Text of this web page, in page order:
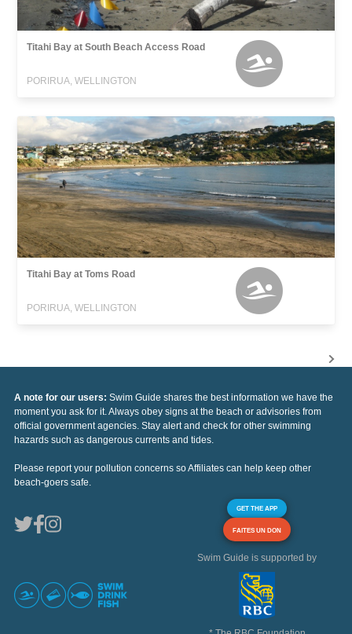
Titahi Bay at South Beach Access Road
PORIRUA, WELLINGTON
Titahi Bay at Toms Road
PORIRUA, WELLINGTON
A note for our users: Swim Guide shares the best information we have the
moment you ask for it. Always obey signs at the beach or advisories from
official government agencies. Stay alert and check for other swimming
hazards such as dangerous currents and tides.
Please report your pollution concerns so Affiliates can help keep other
beach-goers safe.
GET THE APP
FAITES UN DON
Swim Guide is supported by